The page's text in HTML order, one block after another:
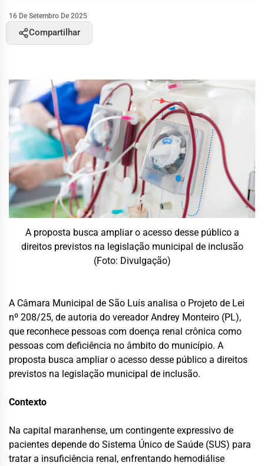
16 De Setembro De 2025
Compartilhar
A proposta busca ampliar o acesso desse público a
direitos previstos na legislação municipal de inclusão
(Foto: Divulgação)
A Câmara Municipal de São Luís analisa o Projeto de Lei
nº 208/25, de autoria do vereador Andrey Monteiro (PL),
que reconhece pessoas com doença renal crônica como
pessoas com deficiência no âmbito do município. A
proposta busca ampliar o acesso desse público a direitos
previstos na legislação municipal de inclusão.
Contexto
Na capital maranhense, um contingente expressivo de
pacientes depende do Sistema Único de Saúde (SUS) para
tratar a insuficiência renal, enfrentando hemodiálise